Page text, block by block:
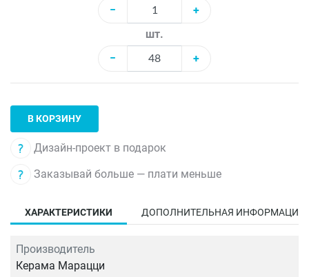
−
+
шт.
−
+
В КОРЗИНУ
Дизайн-проект в подарок
Заказывай больше — плати меньше
ХАРАКТЕРИСТИКИ ДОПОЛНИТЕЛЬНАЯ ИНФОРМАЦИЯ
Производитель
Керама Марацци